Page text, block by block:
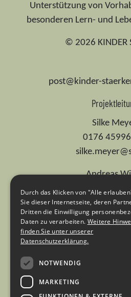
Unterstützung von
besonderen Lern- und
© 2026 KINDER
post@kinder-
Silke
0176
Andreas
0176
Dr. Ute
0155
Durch das Klicken von "Alle
Sie dieser Internetseite, deren
Dritten die Einwilligung
Daten zu verarbeiten. Weitere
finden Sie unter unserer
Datenschutzerklärung.
NOTWENDIG
MARKETING